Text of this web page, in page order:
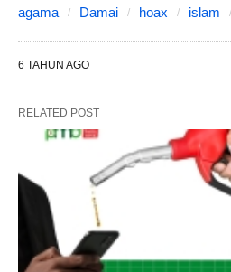
agama Damai hoax islam
6 TAHUN AGO
RELATED POST